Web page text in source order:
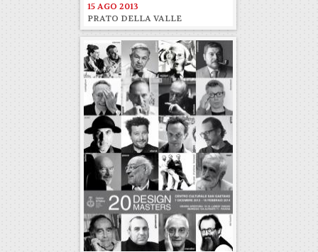
15 AGO 2013
PRATO DELLA VALLE